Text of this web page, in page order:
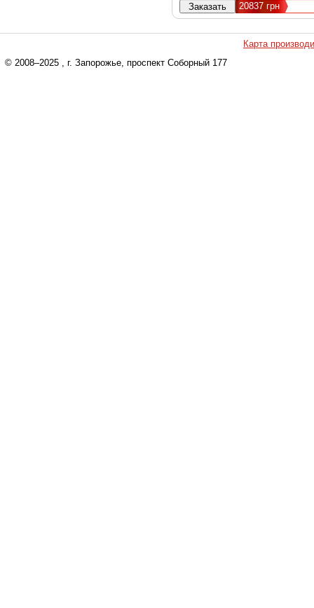
20837грн
Карта
© 2008–2025 , г. Запорожье, проспект Соборный 177